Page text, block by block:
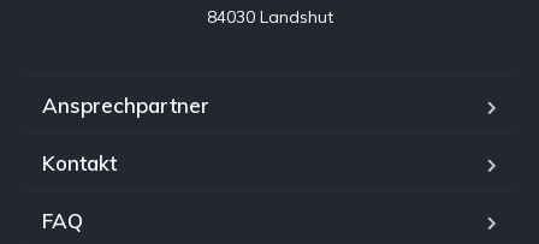
84030 Landshut
Ansprechpartner
Kontakt
FAQ